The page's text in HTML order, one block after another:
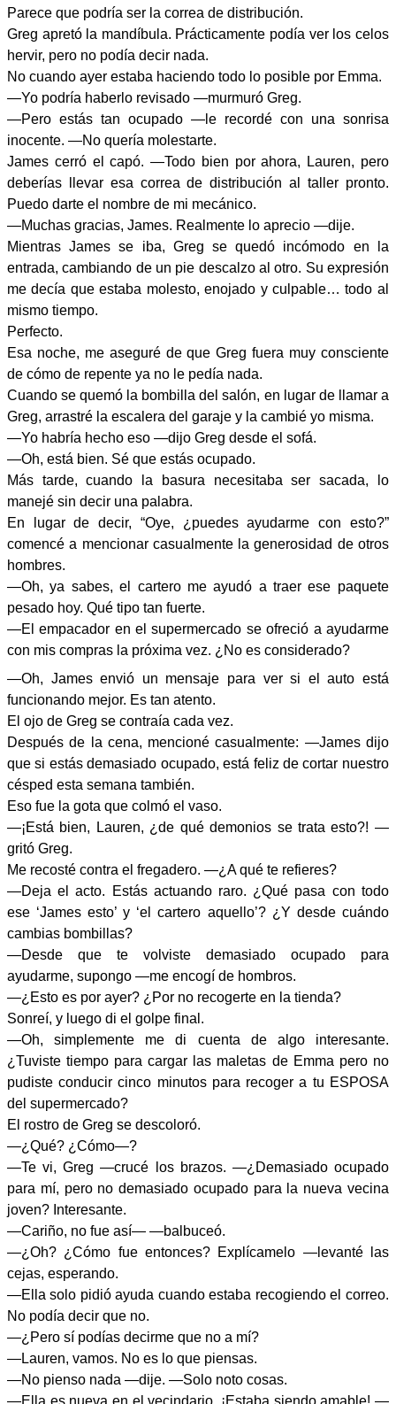
Parece que podría ser la correa de distribución.
Greg apretó la mandíbula. Prácticamente podía ver los celos
hervir, pero no podía decir nada.
No cuando ayer estaba haciendo todo lo posible por Emma.
—Yo podría haberlo revisado —murmuró Greg.
—Pero estás tan ocupado —le recordé con una sonrisa
inocente. —No quería molestarte.
James cerró el capó. —Todo bien por ahora, Lauren, pero
deberías llevar esa correa de distribución al taller pronto.
Puedo darte el nombre de mi mecánico.
—Muchas gracias, James. Realmente lo aprecio —dije.
Mientras James se iba, Greg se quedó incómodo en la
entrada, cambiando de un pie descalzo al otro. Su expresión
me decía que estaba molesto, enojado y culpable… todo al
mismo tiempo.
Perfecto.
Esa noche, me aseguré de que Greg fuera muy consciente
de cómo de repente ya no le pedía nada.
Cuando se quemó la bombilla del salón, en lugar de llamar a
Greg, arrastré la escalera del garaje y la cambié yo misma.
—Yo habría hecho eso —dijo Greg desde el sofá.
—Oh, está bien. Sé que estás ocupado.
Más tarde, cuando la basura necesitaba ser sacada, lo
manejé sin decir una palabra.
En lugar de decir, “Oye, ¿puedes ayudarme con esto?”
comencé a mencionar casualmente la generosidad de otros
hombres.
—Oh, ya sabes, el cartero me ayudó a traer ese paquete
pesado hoy. Qué tipo tan fuerte.
—El empacador en el supermercado se ofreció a ayudarme
con mis compras la próxima vez. ¿No es considerado?
—Oh, James envió un mensaje para ver si el auto está
funcionando mejor. Es tan atento.
El ojo de Greg se contraía cada vez.
Después de la cena, mencioné casualmente: —James dijo
que si estás demasiado ocupado, está feliz de cortar nuestro
césped esta semana también.
Eso fue la gota que colmó el vaso.
—¡Está bien, Lauren, ¿de qué demonios se trata esto?! —
gritó Greg.
Me recosté contra el fregadero. —¿A qué te refieres?
—Deja el acto. Estás actuando raro. ¿Qué pasa con todo
ese ‘James esto’ y ‘el cartero aquello’? ¿Y desde cuándo
cambias bombillas?
—Desde que te volviste demasiado ocupado para
ayudarme, supongo —me encogí de hombros.
—¿Esto es por ayer? ¿Por no recogerte en la tienda?
Sonreí, y luego di el golpe final.
—Oh, simplemente me di cuenta de algo interesante.
¿Tuviste tiempo para cargar las maletas de Emma pero no
pudiste conducir cinco minutos para recoger a tu ESPOSA
del supermercado?
El rostro de Greg se descoloró.
—¿Qué? ¿Cómo—?
—Te vi, Greg —crucé los brazos. —¿Demasiado ocupado
para mí, pero no demasiado ocupado para la nueva vecina
joven? Interesante.
—Cariño, no fue así— —balbuceó.
—¿Oh? ¿Cómo fue entonces? Explícamelo —levanté las
cejas, esperando.
—Ella solo pidió ayuda cuando estaba recogiendo el correo.
No podía decir que no.
—¿Pero sí podías decirme que no a mí?
—Lauren, vamos. No es lo que piensas.
—No pienso nada —dije. —Solo noto cosas.
—Ella es nueva en el vecindario. ¡Estaba siendo amable! —